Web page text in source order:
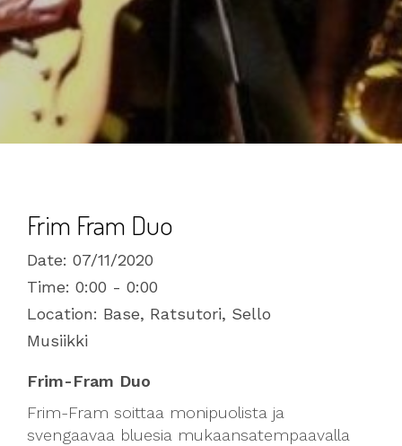
Frim Fram Duo
Date: 07/11/2020
Time: 0:00 - 0:00
Location: Base, Ratsutori, Sello
Musiikki
Frim-Fram Duo
Frim-Fram soittaa monipuolista ja
svengaavaa bluesia mukaansatempaavalla